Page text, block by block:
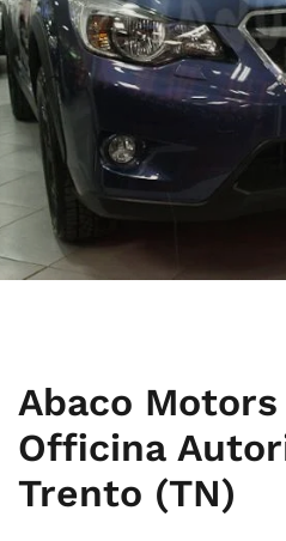
Abaco
Officina
Trento (TN)